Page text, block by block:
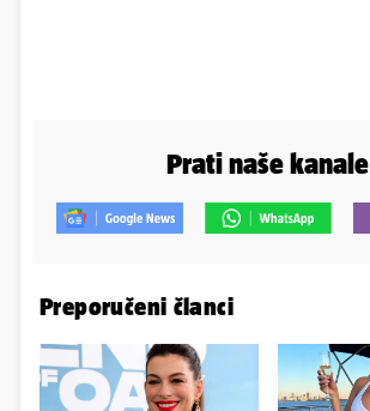
Prati naše kanale
Preporučeni članci